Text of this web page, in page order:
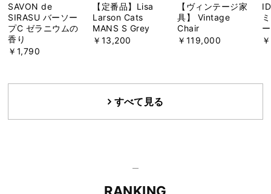
SAVON de
SIRASU バーソー
プC ゼラニウムの
香り
￥1,790
【定番品】Lisa
Larson Cats
MANS S Grey
￥13,200
【ヴィンテージ家
具】 Vintage
Chair
￥119,000
すべて見る